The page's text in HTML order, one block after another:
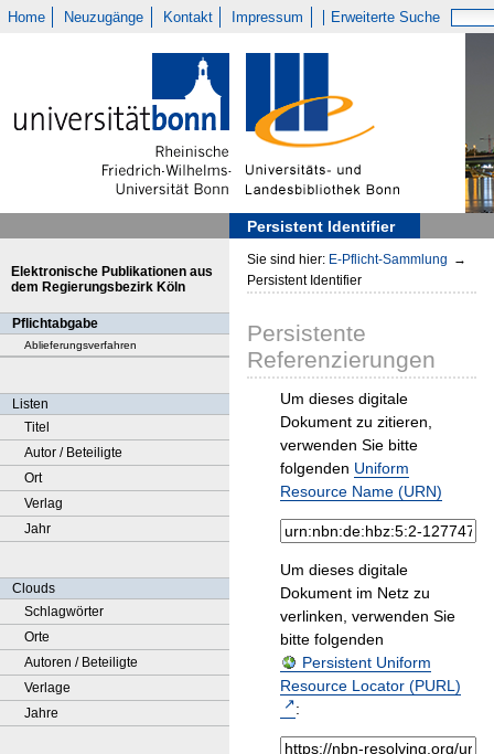
Home Neuzugänge Kontakt Impressum Erweiterte Suche
Persistent Identifier
Elektronische Publikationen aus
dem Regierungsbezirk Köln
Pflichtabgabe
Ablieferungsverfahren
Listen
Titel
Autor / Beteiligte
Ort
Verlag
Jahr
Clouds
Schlagwörter
Orte
Autoren / Beteiligte
Verlage
Jahre
Sie sind hier: E-Pflicht-Sammlung →
Persistent Identifier
Persistente
Referenzierungen
Um dieses digitale
Dokument zu zitieren,
verwenden Sie bitte
folgenden Uniform
Resource Name (URN)
Um dieses digitale
Dokument im Netz zu
verlinken, verwenden Sie
bitte folgenden
Persistent Uniform
Resource Locator (PURL)
: